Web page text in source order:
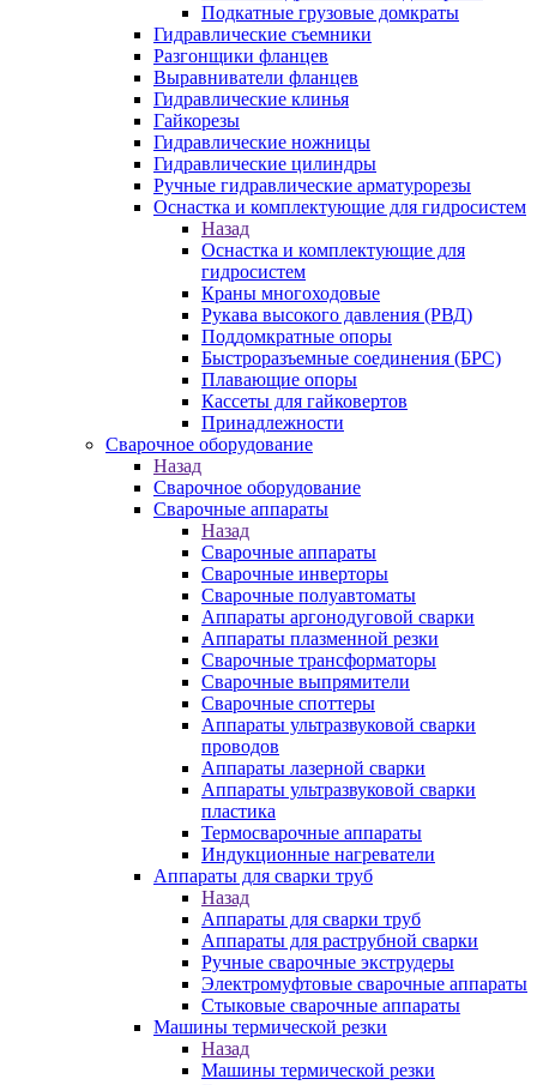
Подкатные грузовые домкраты
Гидравлические съемники
Разгонщики фланцев
Выравниватели фланцев
Гидравлические клинья
Гайкорезы
Гидравлические ножницы
Гидравлические цилиндры
Ручные гидравлические арматурорезы
Оснастка и комплектующие для гидросистем
Назад
Оснастка и комплектующие для
гидросистем
Краны многоходовые
Рукава высокого давления (РВД)
Поддомкратные опоры
Быстроразъемные соединения (БРС)
Плавающие опоры
Кассеты для гайковертов
Принадлежности
Сварочное оборудование
Назад
Сварочное оборудование
Сварочные аппараты
Назад
Сварочные аппараты
Сварочные инверторы
Сварочные полуавтоматы
Аппараты аргонодуговой сварки
Аппараты плазменной резки
Сварочные трансформаторы
Сварочные выпрямители
Сварочные споттеры
Аппараты ультразвуковой сварки
проводов
Аппараты лазерной сварки
Аппараты ультразвуковой сварки
пластика
Термосварочные аппараты
Индукционные нагреватели
Аппараты для сварки труб
Назад
Аппараты для сварки труб
Аппараты для раструбной сварки
Ручные сварочные экструдеры
Электромуфтовые сварочные аппараты
Стыковые сварочные аппараты
Машины термической резки
Назад
Машины термической резки